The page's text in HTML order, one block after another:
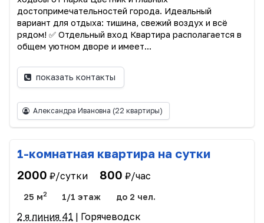
достопримечательностей города. Идеальный
вариант для отдыха: тишина, свежий воздух и всё
рядом! ✅ Отдельный вход Квартира располагается в
общем уютном дворе и имеет...
показать контакты
Александра Ивановна (22 квартиры)
1-комнатная квартира на сутки
2000 ₽/сутки 800 ₽/час
25 м2 1/1 этаж до 2 чел.
2 я линия 41 | Горячеводск